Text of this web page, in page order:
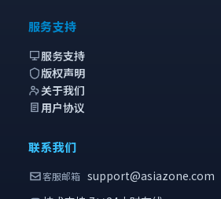
服务支持
服务支持
版权声明
关于我们
用户协议
联系我们
客服邮箱 support@asiazone.com